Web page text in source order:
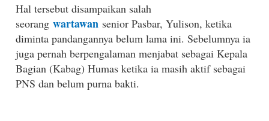
Hal tersebut disampaikan salah
seorangwartawan senior Pasbar, Yulison, ketika
diminta pandangannya belum lama ini. Sebelumnya ia
juga pernah berpengalaman menjabat sebagai Kepala
Bagian (Kabag) Humas ketika ia masih aktif sebagai
PNS dan belum purna bakti.